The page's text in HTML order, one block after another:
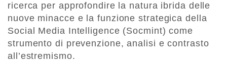
ricerca per approfondire la natura ibrida delle
nuove minacce e la funzione strategica della
Social Media Intelligence (Socmint) come
strumento di prevenzione, analisi e contrasto
all’estremismo.